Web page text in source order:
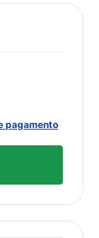
pagamento